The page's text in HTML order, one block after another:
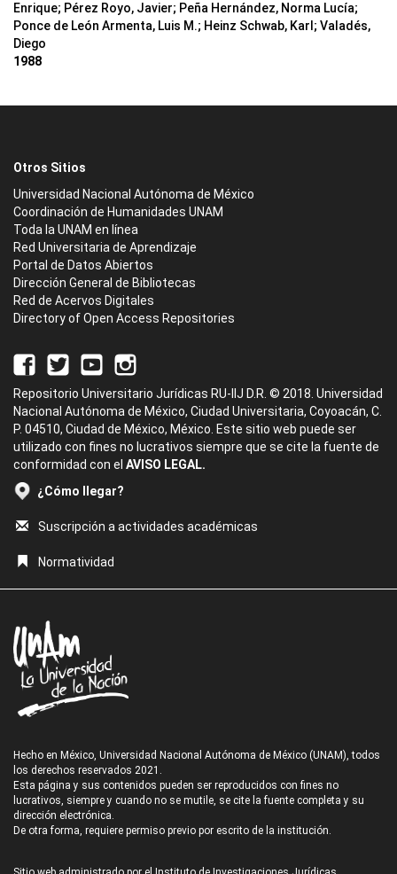
Enrique; Pérez Royo, Javier; Peña Hernández, Norma Lucía;
Ponce de León Armenta, Luis M.; Heinz Schwab, Karl; Valadés,
Diego
1988
Otros Sitios
Universidad Nacional Autónoma de México
Coordinación de Humanidades UNAM
Toda la UNAM en línea
Red Universitaria de Aprendizaje
Portal de Datos Abiertos
Dirección General de Bibliotecas
Red de Acervos Digitales
Directory of Open Access Repositories
Repositorio Universitario Jurídicas RU-IIJ D.R. © 2018. Universidad
Nacional Autónoma de México, Ciudad Universitaria, Coyoacán, C.
P. 04510, Ciudad de México, México. Este sitio web puede ser
utilizado con fines no lucrativos siempre que se cite la fuente de
conformidad con el AVISO LEGAL.
¿Cómo llegar?
Suscripción a actividades académicas
Normatividad
Hecho en México, Universidad Nacional Autónoma de México (UNAM), todos
los derechos reservados 2021.
Esta página y sus contenidos pueden ser reproducidos con fines no
lucrativos, siempre y cuando no se mutile, se cite la fuente completa y su
dirección electrónica.
De otra forma, requiere permiso previo por escrito de la institución.